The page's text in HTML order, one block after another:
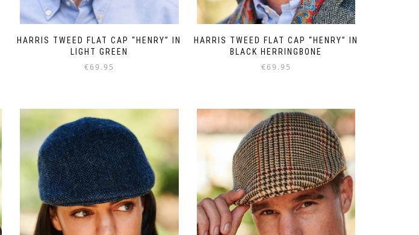
HARRIS TWEED FLAT CAP “HENRY” IN
LIGHT GREEN
€69.95
heeft
meerdere
variaties.
Deze
optie
kan
gekozen
worden
op
de
productpagina
HARRIS TWEED FLAT CAP “HENRY” IN
BLACK HERRINGBONE
€69.95
heeft
meerdere
variaties.
Deze
optie
kan
gekozen
worden
op
de
productpagina